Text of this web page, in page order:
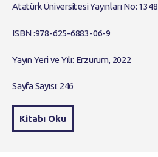
Atatürk Üniversitesi Yayınları No: 1348
ISBN :978-625-6883-06-9
Yayın Yeri ve Yılı: Erzurum, 2022
Sayfa Sayısı: 246
Kitabı Oku